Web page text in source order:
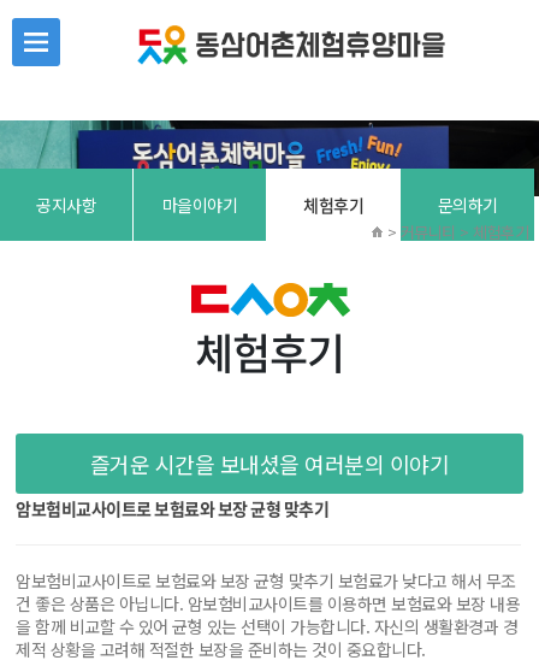
공지사항 마을이야기 체험후기 문의하기
> 커뮤니티 > 체험후기
체험후기
즐거운 시간을 보내셨을 여러분의 이야기
암보험비교사이트로 보험료와 보장 균형 맞추기
암보험비교사이트로 보험료와 보장 균형 맞추기 보험료가 낮다고 해서 무조
건 좋은 상품은 아닙니다. 암보험비교사이트를 이용하면 보험료와 보장 내용
을 함께 비교할 수 있어 균형 있는 선택이 가능합니다. 자신의 생활환경과 경
제적 상황을 고려해 적절한 보장을 준비하는 것이 중요합니다.